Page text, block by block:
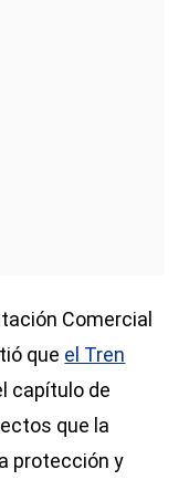
Comercial
que el Tren
capítulo de
que la
protección y